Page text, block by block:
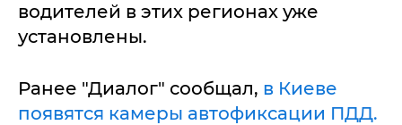
водителей в этих регионах уже
установлены.
Ранее "Диалог" сообщал, в Киеве
появятся камеры автофиксации ПДД.